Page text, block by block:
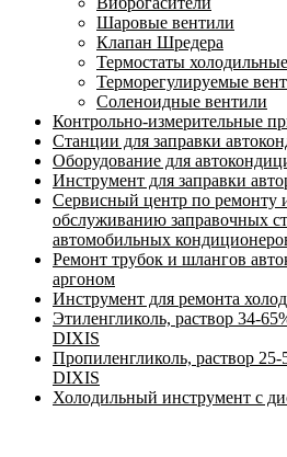
Шаровые вентили
Клапан Шредера
Термостаты холодильные
Терморегулируемые
Соленоидные вентили
Контрольно-измерительные
Станции для заправки
Оборудование для
Инструмент для заправки
Сервисный центр по ремонту
обслуживанию заправочных
автомобильных
Ремонт трубок и шлангов
аргоном
Инструмент для ремонта
Этиленгликоль, раствор 34-
DIXIS
Пропиленгликоль, раствор
DIXIS
Холодильный инструмент с